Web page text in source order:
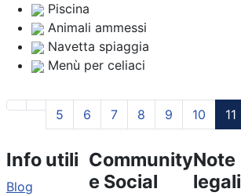
Piscina
Animali ammessi
Navetta spiaggia
Menù per celiaci
5 6 7 8 9 10 11
Info utili
Blog
Community
e Social
Note
legali